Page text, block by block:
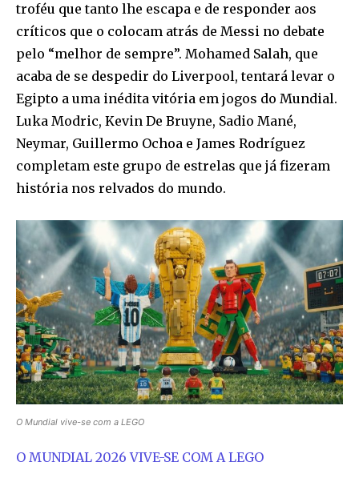
troféu que tanto lhe escapa e de responder aos
críticos que o colocam atrás de Messi no debate
pelo “melhor de sempre”. Mohamed Salah, que
acaba de se despedir do Liverpool, tentará levar o
Egipto a uma inédita vitória em jogos do Mundial.
Luka Modric, Kevin De Bruyne, Sadio Mané,
Neymar, Guillermo Ochoa e James Rodríguez
completam este grupo de estrelas que já fizeram
história nos relvados do mundo.
O Mundial vive-se com a LEGO
O MUNDIAL 2026 VIVE-SE COM A LEGO